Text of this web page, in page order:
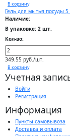
В корзину
Гель для мытья посуды
Наличие:
В упаковке: 2 шт.
Кол-во:
349.55 руб./шт.
В корзину
Учетная
Войти
Регистрация
Информация
Пункты самовывоза
Доставка и оплата